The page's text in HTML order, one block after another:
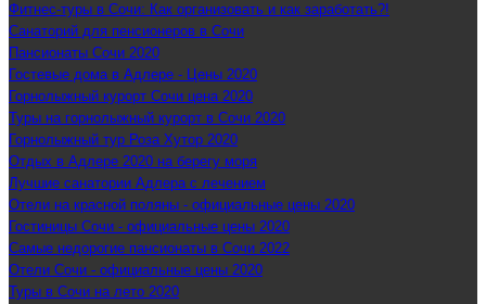
Фитнес-туры в Сочи: Как организовать и как заработать?!
Санаторий для пенсионеров в Сочи
Пансионаты Сочи 2020
Гостевые дома в Адлере - Цены 2020
Горнолыжный курорт Сочи цена 2020
Туры на горнолыжный курорт в Сочи 2020
Горнолыжный тур Роза Хутор 2020
Отдых в Адлере 2020 на берегу моря
Лучшие санатории Адлера с лечением
Отели на красной поляны - официальные цены 2020
Гостиницы Сочи - официальные цены 2020
Самые недорогие пансионаты в Сочи 2022
Отели Сочи - официальные цены 2020
Туры в Сочи на лето 2020